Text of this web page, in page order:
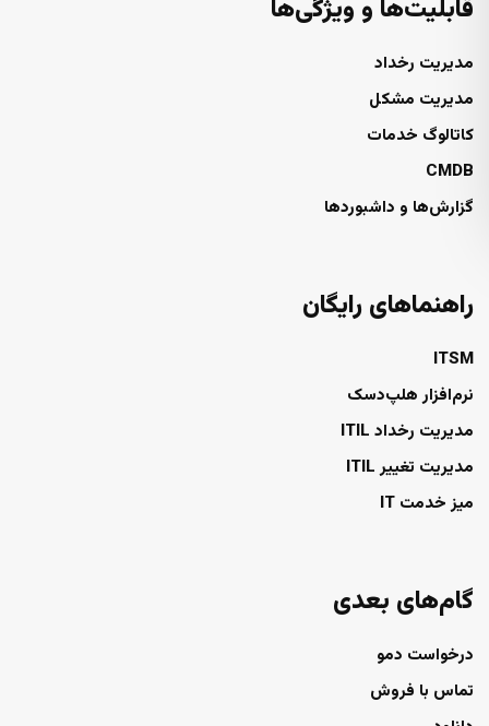
قابلیت‌ها و ویژگی‌ها
مدیریت رخداد
مدیریت مشکل
کاتالوگ خدمات
CMDB
گزارش‌ها و داشبوردها
راهنماهای رایگان
ITSM
نرم‌افزار هلپ‌دسک
مدیریت رخداد ITIL
مدیریت تغییر ITIL
میز خدمت IT
گام‌های بعدی
درخواست دمو
تماس با فروش